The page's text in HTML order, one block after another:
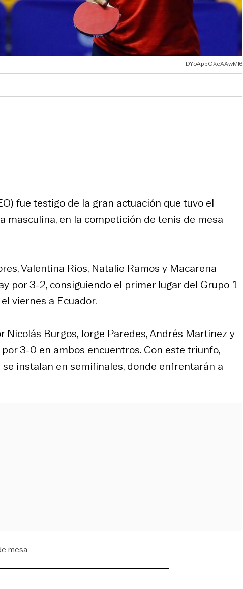
DY5ApbOXcAAwMl6
fue testigo de la gran actuación que tuvo el
masculina, en la competición de tenis de mesa
Valentina Ríos, Natalie Ramos y Macarena
por 3-2, consiguiendo el primer lugar del Grupo 1
viernes a Ecuador.
Burgos, Jorge Paredes, Andrés Martínez y
3-0 en ambos encuentros. Con este triunfo,
instalan en semifinales, donde enfrentarán a
mesa